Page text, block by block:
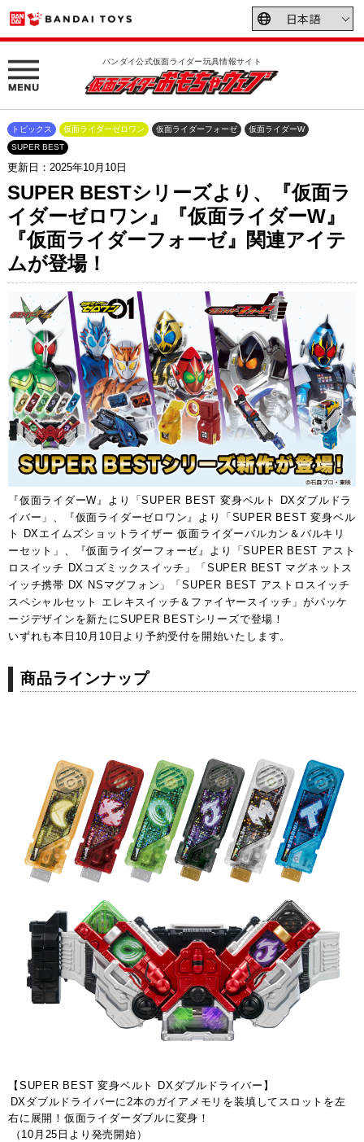
バンダイ公式仮面ライダー玩具情報サイト
更新日：2025年10月10日
トピックス 仮面ライダーゼロワン 仮面ライダーフォーゼ
仮面ライダーW
SUPER BEST
SUPER BESTシリーズより、『仮面ラ
イダーゼロワン』『仮面ライダーW』
『仮面ライダーフォーゼ』関連アイテ
ムが登場！
『仮面ライダーW』より
「SUPER BEST 変身ベルト DXダブルドラ
イバー」 、『仮面ライダーゼロワン』より「 SUPER BEST 変身ベル
ト DXエイムズショットライザー 仮面ライダーバルカン＆バルキリ
ーセット 」、『仮面ライダーフォーゼ』より「SUPER BEST アスト
ロスイッチ DXコズミックスイッチ 」「 SUPER BEST マグネットス
イッチ携帯 DX NSマグフォン 」「SUPER BEST アストロスイッチ
スペシャルセット エレキスイッチ＆ファイヤースイッチ 」がパッケ
ージデザインを新たにSUPER BESTシリーズで登場！
いずれも本日10月10日より予約受付を開始いたします。
商品ラインナップ
【SUPER BEST 変身ベルト DXダブルドライバー】
DXダブルドライバーに2本のガイアメモリを装填してスロットを左
右に展開！仮面ライダーダブルに変身！
（10月25日より発売開始）